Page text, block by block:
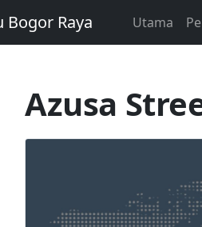
Bogor Raya Utama
Azusa